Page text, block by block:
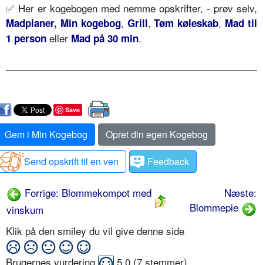
✅ Her er kogebogen med nemme opskrifter, - prøv selv,
Madplaner, Min kogebog, Grill,Tøm køleskab, Mad til
1 person eller Mad på 30 min.
Save
Gem i Min Kogebog
Opret din egen Kogebog
Send opskrift til en ven
Feedback
Forrige: Blommekompot med
vinskum
Næste:
Blommepie
Klik på den smiley du vil give denne side
Brugernes vurdering 5,0 (7 stemmer)